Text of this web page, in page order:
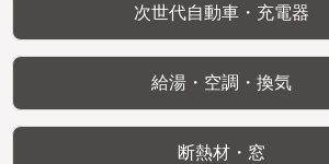
次世代自動車・充電器
給湯・空調・換気
断熱材・窓